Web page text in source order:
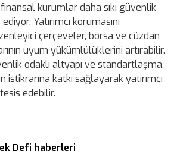
kurumlar daha sıkı güvenlik
Yatırımcı korumasını
çerçeveler, borsa ve cüzdan
uyum yükümlülüklerini artırabilir.
odaklı altyapı ve standartlaşma,
istikrarına katkı sağlayarak yatırımcı
edebilir.
Defi haberleri